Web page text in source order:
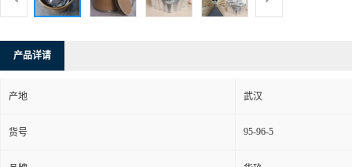
产品详请
产地 武汉
货号 95-96-5